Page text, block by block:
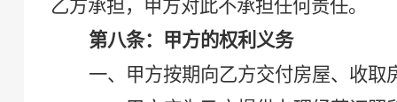
乙方承担，甲方对此不承担任何责任。
第八条：甲方的权利义务
一、甲方按期向乙方交付房屋、 收取